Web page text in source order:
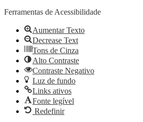
Ferramentas de Acessibilidade
Aumentar Texto
Decrease Text
Tons de Cinza
Alto Contraste
Contraste Negativo
Luz de fundo
Links ativos
Fonte legível
Redefinir